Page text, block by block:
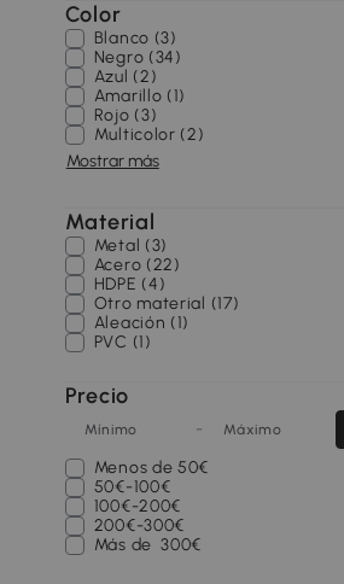
Color
Blanco (3)
Negro (34)
Azul (2)
Amarillo (1)
Rojo (3)
Multicolor (2)
Mostrar más
Material
Metal (3)
Acero (22)
HDPE (4)
Otro material (17)
Aleación (1)
PVC (1)
Precio
Mínimo - Máximo
Menos de50€
50€-100€
100€-200€
200€-300€
Más de300€